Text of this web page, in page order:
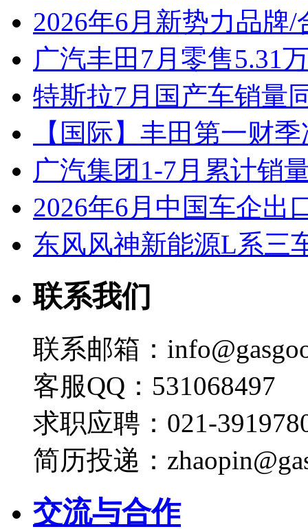
2026年6月新势力品牌
广汽丰田7月零售5.31
特斯拉7月国产车销量
【国际】丰田第一财
广汽集团1-7月累计销
2026年6月中国车企出
东风风神新能源L系三
联系我们
联系邮箱：
客服QQ：531068497
求职应聘：021-
简历投递：
交流与合作